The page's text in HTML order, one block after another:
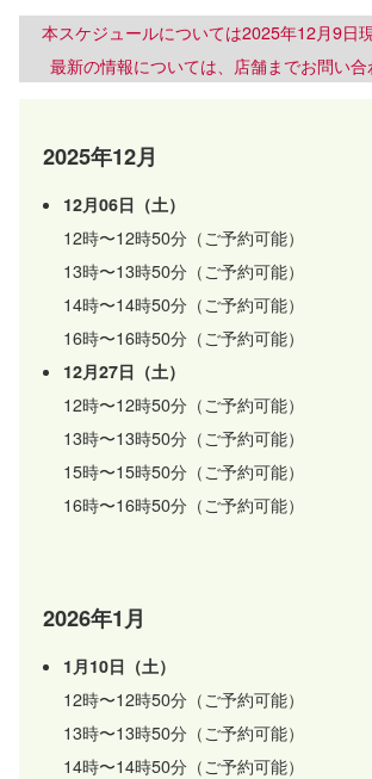
本スケジュールについては2025年12月9日
最新の情報については、店舗までお問い合
2025年12月
12月06日（土）
12時〜12時50分（ご予約可能）
13時〜13時50分（ご予約可能）
14時〜14時50分（ご予約可能）
16時〜16時50分（ご予約可能）
12月27日（土）
12時〜12時50分（ご予約可能）
13時〜13時50分（ご予約可能）
15時〜15時50分（ご予約可能）
16時〜16時50分（ご予約可能）
2026年1月
1月10日（土）
12時〜12時50分（ご予約可能）
13時〜13時50分（ご予約可能）
14時〜14時50分（ご予約可能）